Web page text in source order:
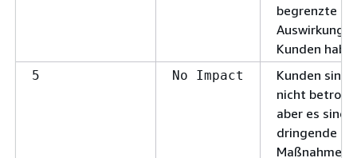
begrenzte
Kunden
5 No Impact
Kunden sind
nicht
aber es sind
dringende
Maßnahmen